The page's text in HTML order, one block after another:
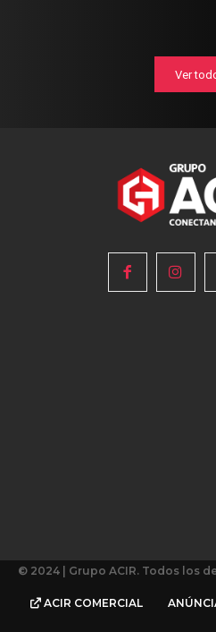
Ver
© 2024 | Grupo ACIR. Todos los
ACIR COMERCIAL